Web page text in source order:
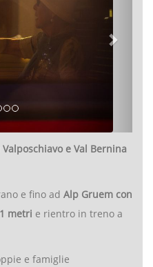
e Val Bernina
e fino ad Alp Gruem con
metri e rientro in treno a
e famiglie